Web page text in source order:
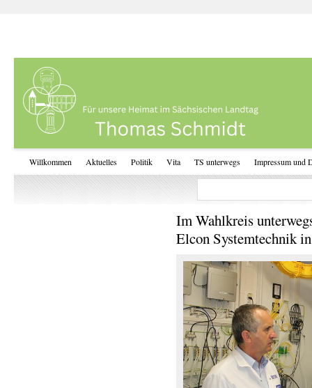
Willkommen Aktuelles Politik Vita TS unterwegs Impressum und
Im Wahlkreis
Elcon Systemtechnik